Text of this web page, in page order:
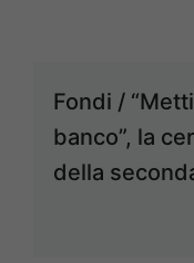
Fondi /
banco”, la
della